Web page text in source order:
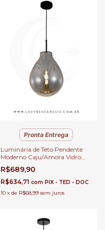
Pronta Entrega
Luminária de Teto Pendente
Moderno Caju/Amora Vidro
Ø23x30cm Fumê Smoky Para
Pé Direito Duplo e Sala de
Jantar
R$689,90
R$634,71 com PIX • TED • DOC
10 x de R$68,99 sem juros